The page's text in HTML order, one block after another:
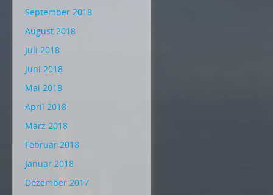
September 2018
August 2018
Juli 2018
Juni 2018
Mai 2018
April 2018
März 2018
Februar 2018
Januar 2018
Dezember 2017